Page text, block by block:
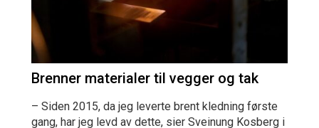
Brenner materialer til vegger og tak
– Siden 2015, da jeg leverte brent kledning første
gang, har jeg levd av dette, sier Sveinung Kosberg i